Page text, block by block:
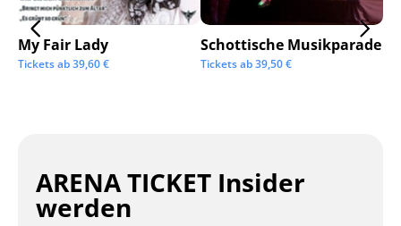
My Fair Lady
Tickets ab39,60€
Schottische Musikparade
Tickets ab39,50€
ARENA TICKET Insider
werden